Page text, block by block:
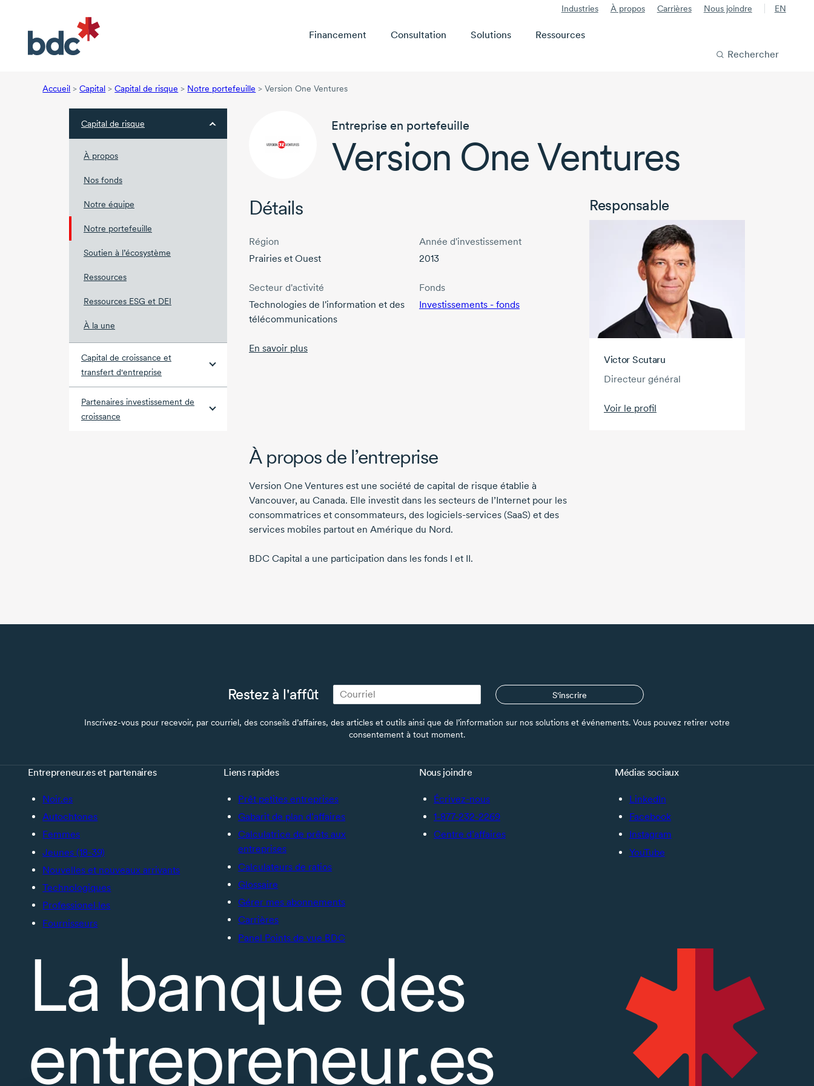
Industries À propos Carrières Nous joindre EN
Financement Consultation Solutions
Ressources
Rechercher
Accueil > Capital > Capital de risque > Notre portefeuille > Version One Ventures
Capital de risque
À propos
Nos fonds
Notre équipe
Notre portefeuille
Soutien à l’écosystème
Ressources
Ressources ESG et DEI
À la une
Capital de croissance et
transfert d'entreprise
Partenaires investissement de
croissance
Entreprise en portefeuille
Version One Ventures
Détails
Région
Prairies et Ouest
Secteur d'activité
Technologies de l'information et des
télécommunications
Année d'investissement
2013
Fonds
Investissements - fonds
En savoir plus
Responsable
Victor Scutaru
Directeur général
Voir le profil
À propos de l’entreprise
Version One Ventures est une société de capital de risque établie à
Vancouver, au Canada. Elle investit dans les secteurs de l’Internet pour les
consommatrices et consommateurs, des logiciels-services (SaaS) et des
services mobiles partout en Amérique du Nord.
BDC Capital a une participation dans les fonds I et II.
Restez à l'affût S'inscrire
Inscrivez-vous pour recevoir, par courriel, des conseils d’affaires, des articles et outils ainsi que de l’information sur nos solutions et événements. Vous pouvez retirer votre
consentement à tout moment.
Entrepreneur.es et partenaires
Noir.es
Autochtones
Femmes
Jeunes (18-39)
Nouvelles et nouveaux arrivants
Technologiques
Professionel.les
Fournisseurs
Liens rapides
Prêt petites entreprises
Gabarit de plan d’affaires
Calculatrice de prêts aux
entreprises
Calculateurs de ratios
Glossaire
Gérer mes abonnements
Carrières
Panel Points de vue BDC
Nous joindre
Écrivez-nous
1-877-232-2269
Centre d’affaires
Médias sociaux
LinkedIn
Facebook
Instagram
YouTube
La banque des
entrepreneur.es